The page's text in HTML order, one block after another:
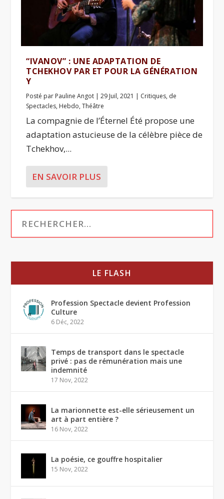
“IVANOV” : UNE ADAPTATION DE
TCHEKHOV PAR ET POUR LA GÉNÉRATION
Y
Posté par Pauline Angot |29 Juil, 2021 | Critiques, de
Spectacles, Hebdo,Théâtre
La compagnie de l’Éternel Été propose une
adaptation astucieuse de la célèbre pièce de
Tchekhov,...
EN SAVOIR PLUS
LE FLASH
Profession Spectacle devient Profession
Culture
6 Déc, 2022
Temps de transport dans le spectacle
privé : pas de rémunération mais une
indemnité
17 Nov, 2022
La marionnette est-elle sérieusement un
art à part entière ?
16 Nov, 2022
La poésie, ce gouffre hospitalier
15 Nov, 2022